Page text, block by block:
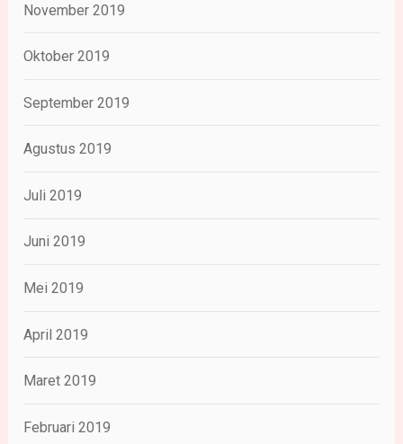
November 2019
Oktober 2019
September 2019
Agustus 2019
Juli 2019
Juni 2019
Mei 2019
April 2019
Maret 2019
Februari 2019